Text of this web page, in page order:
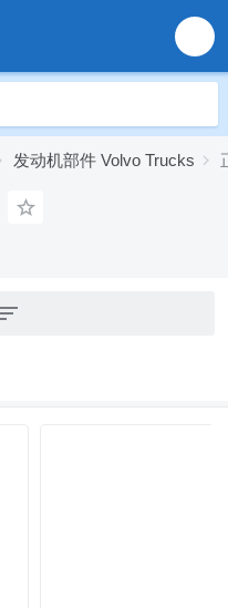
发动机部件 Volvo Trucks